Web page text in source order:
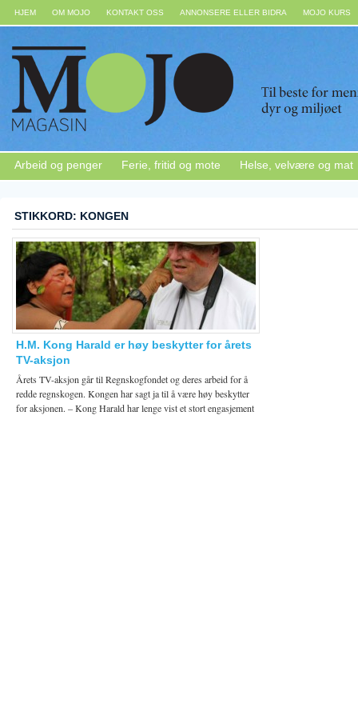
HJEM OM MOJO KONTAKT OSS ANNONSERE ELLER BIDRA MOJO KURS
Arbeid og penger Ferie, fritid og mote Helse, velvære og mat
STIKKORD: KONGEN
H.M. Kong Harald er høy beskytter for årets
TV-aksjon
Årets TV-aksjon går til Regnskogfondet og deres arbeid for å
redde regnskogen. Kongen har sagt ja til å være høy beskytter
for aksjonen. – Kong Harald har lenge vist et stort engasjement